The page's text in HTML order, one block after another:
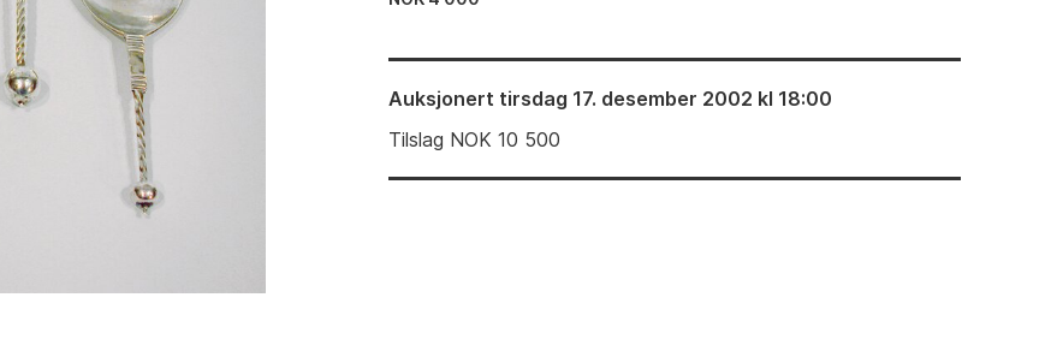
Auksjonert tirsdag 17. desember 2002 kl 18:00
Tilslag NOK10 500